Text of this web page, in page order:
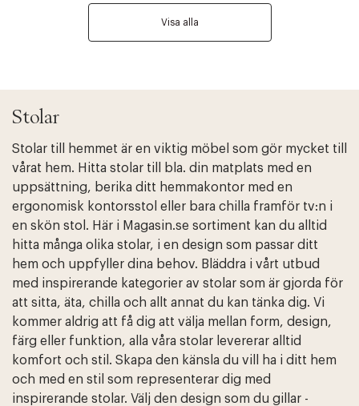
Visa alla
Stolar
Stolar till hemmet är en viktig möbel som gör mycket till
vårat hem. Hitta stolar till bla. din matplats med en
uppsättning, berika ditt hemmakontor med en
ergonomisk kontorsstol eller bara chilla framför tv:n i
en skön stol. Här i Magasin.se sortiment kan du alltid
hitta många olika stolar, i en design som passar ditt
hem och uppfyller dina behov. Bläddra i vårt utbud
med inspirerande kategorier av stolar som är gjorda för
att sitta, äta, chilla och allt annat du kan tänka dig. Vi
kommer aldrig att få dig att välja mellan form, design,
färg eller funktion, alla våra stolar levererar alltid
komfort och stil. Skapa den känsla du vill ha i ditt hem
och med en stil som representerar dig med
inspirerande stolar. Välj den design som du gillar -